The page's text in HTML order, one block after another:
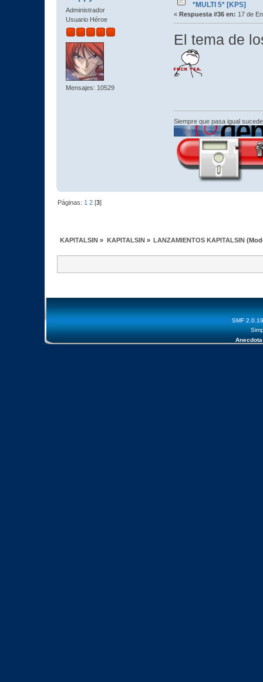
Administrador
Usuario Héroe
Mensajes: 10529
*MULTI 5* [KPS]
« Respuesta #36 en: 17 de
El tema de
Siempre que pasa igual
Páginas: 1 2 [3]
KAPITALSIN » KAPITALSIN» LANZAMIENTOS KAPITALSIN
SMF 2.0.19
Anecdota